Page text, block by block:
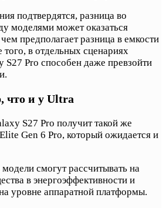
подтвердятся, разница во
моделями может оказаться
предполагает разница в емкости
того, в отдельных сценариях
S27 Pro способен даже превзойти
что и у Ultra
S27 Pro получит такой же
Gen 6 Pro, который ожидается и
модели смогут рассчитывать на
в энергоэффективности и
уровне аппаратной платформы.